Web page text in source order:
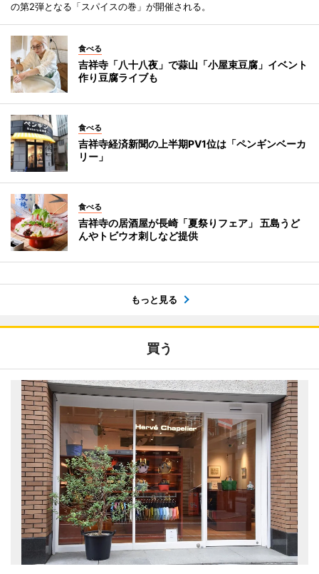
の第2弾となる「スパイスの巻」が開催される。
食べる
吉祥寺「八十八夜」で蒜山「小屋束豆腐」イベント
作り豆腐ライブも
食べる
吉祥寺経済新聞の上半期PV1位は「ペンギンベーカ
リー」
食べる
吉祥寺の居酒屋が長崎「夏祭りフェア」 五島うど
んやトビウオ刺しなど提供
もっと見る
買う